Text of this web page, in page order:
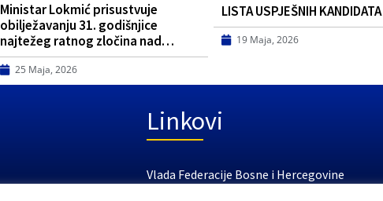
Ministar Lokmić prisustvuje
obilježavanju 31. godišnjice
najtežeg ratnog zločina nad…
25 Maja, 2026
LISTA USPJEŠNIH KANDIDATA
19 Maja, 2026
Linkovi
Vlada Federacije Bosne i Hercegovine